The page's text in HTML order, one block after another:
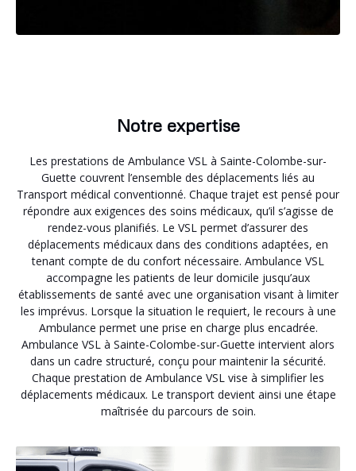
Notre expertise
Les prestations de Ambulance VSL à Sainte-Colombe-sur-
Guette couvrent l’ensemble des déplacements liés au
Transport médical conventionné. Chaque trajet est pensé pour
répondre aux exigences des soins médicaux, qu’il s’agisse de
rendez-vous planifiés. Le VSL permet d’assurer des
déplacements médicaux dans des conditions adaptées, en
tenant compte de du confort nécessaire. Ambulance VSL
accompagne les patients de leur domicile jusqu’aux
établissements de santé avec une organisation visant à limiter
les imprévus. Lorsque la situation le requiert, le recours à une
Ambulance permet une prise en charge plus encadrée.
Ambulance VSL à Sainte-Colombe-sur-Guette intervient alors
dans un cadre structuré, conçu pour maintenir la sécurité.
Chaque prestation de Ambulance VSL vise à simplifier les
déplacements médicaux. Le transport devient ainsi une étape
maîtrisée du parcours de soin.